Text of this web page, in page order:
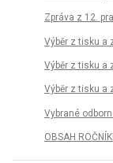
Zpráva z 12.
Výběr z tisku a
Výběr z tisku a
Výběr z tisku a
Vybrané
OBSAH